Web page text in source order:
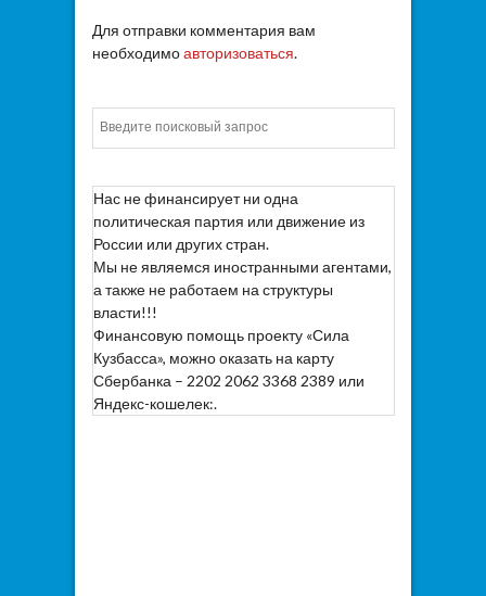
Для отправки комментария вам
необходимоавторизоваться.
Нас не финансирует ни одна
политическая партия или движение из
России или других стран.
Мы не являемся иностранными агентами,
а также не работаем на структуры
власти!!!
Финансовую помощь проекту «Сила
Кузбасса», можно оказать на карту
Сбербанка – 2202 2062 3368 2389 или
Яндекс-кошелек:.